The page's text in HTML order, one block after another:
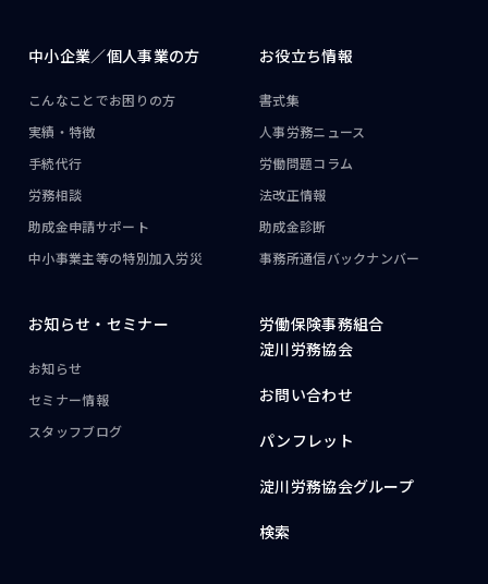
中小企業／個人事業の方
こんなことでお困りの方
実績・特徴
手続代行
労務相談
助成金申請サポート
中小事業主等の特別加入労災
お役立ち情報
書式集
人事労務ニュース
労働問題コラム
法改正情報
助成金診断
事務所通信バックナンバー
お知らせ・ セミナー
お知らせ
セミナー情報
スタッフブログ
労働保険事務組合
淀川労務協会
お問い合わせ
パンフレット
淀川労務協会グループ
検索